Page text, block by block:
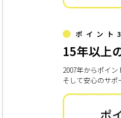
ポイント3
15年以上
2007年からポイ
そして安心のサポ